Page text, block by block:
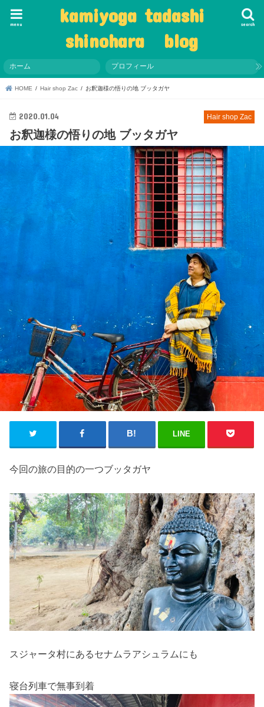
kamiyoga tadashi
shinohara blog
search
menu
ホーム プロフィール
HOME Hair shop Zac お釈迦様の悟りの地 ブッタガヤ
Hair shop Zac
2020.01.04
お釈迦様の悟りの地 ブッタガヤ
LINE
今回の旅の目的の一つブッタガヤ
スジャータ村にあるセナムラアシュラムにも
寝台列車で無事到着